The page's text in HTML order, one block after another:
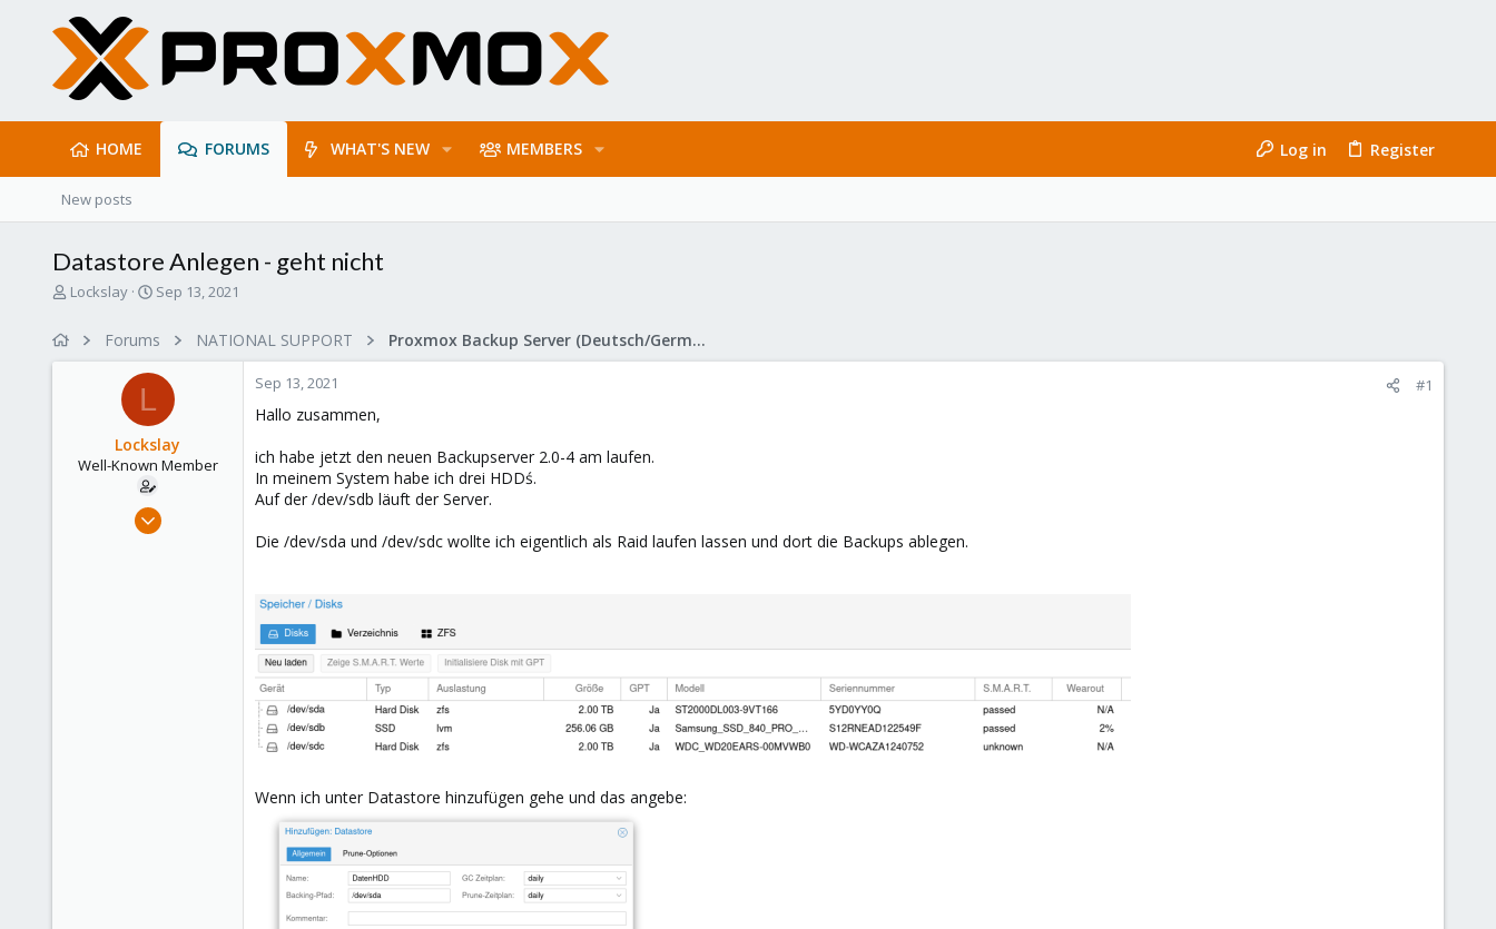
HOME FORUMS WHAT'S NEW MEMBERS Log in Register
New posts
Datastore Anlegen - geht nicht
TLockslay
S
r
t
a
t
e
Sep 13, 2021
Forums NATIONAL SUPPORT Proxmox Backup Server (Deutsch/German)
L
Lockslay
Well-Known Member
Nov 27, 2020
Sep 13, 2021 #1
Hallo zusammen,
ich habe jetzt den neuen Backupserver 2.0-4 am laufen.
In meinem System habe ich drei HDDś.
Auf der /dev/sdb läuft der Server.
Die /dev/sda und /dev/sdc wollte ich eigentlich als Raid laufen lassen und dort die Backups ablegen.
Wenn ich unter Datastore hinzufügen gehe und das angebe: